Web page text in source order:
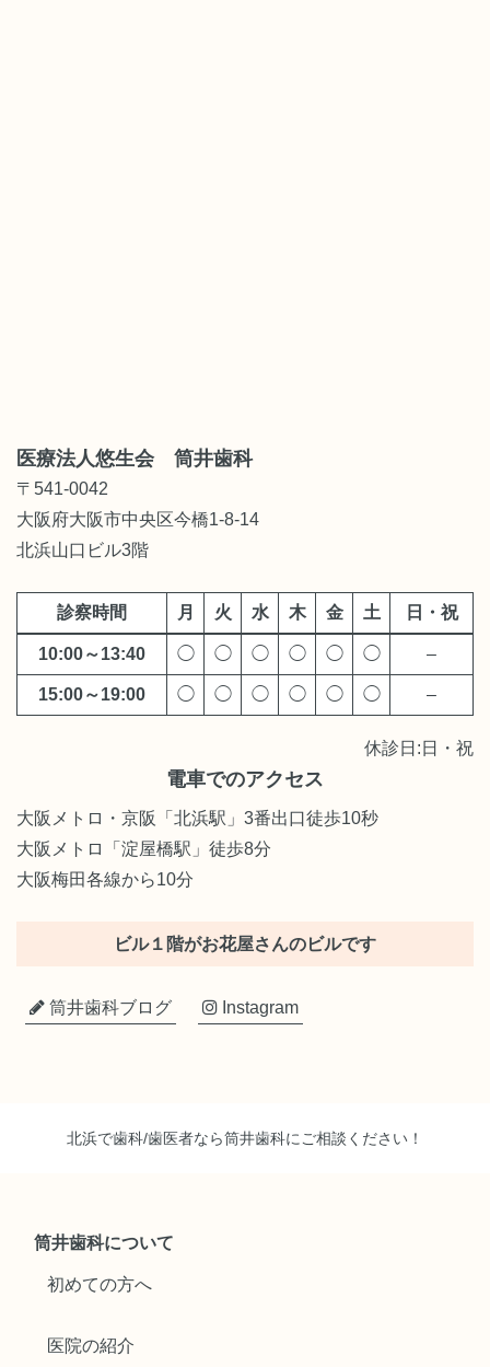
医療法人悠生会 筒井歯科
〒541-0042
大阪府大阪市中央区今橋1-8-14
北浜山口ビル3階
診察時間 月 火 水 木 金 土 日・祝
10:00～13:40 ◯ ◯ ◯ ◯ ◯ ◯ –
15:00～19:00 ◯ ◯ ◯ ◯ ◯ ◯ –
休診日:日・祝
電車でのアクセス
大阪メトロ・京阪「北浜駅」3番出口徒歩10秒
大阪メトロ「淀屋橋駅」徒歩8分
大阪梅田各線から10分
ビル１階がお花屋さんのビルです
筒井歯科ブログ Instagram
北浜で歯科/歯医者なら筒井歯科にご相談ください！
筒井歯科について
初めての方へ
医院の紹介